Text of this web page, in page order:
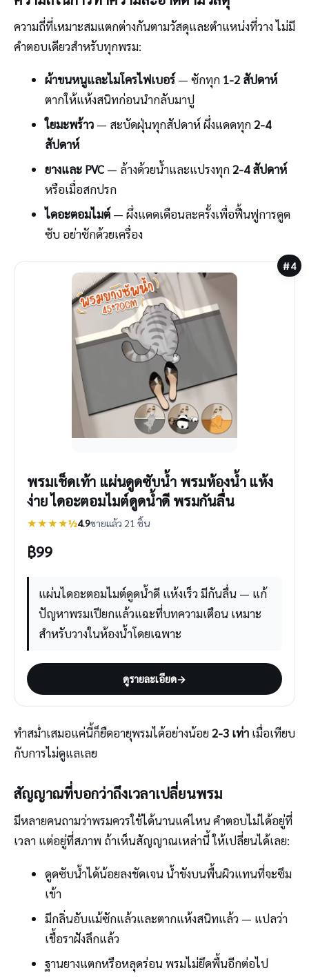
ความถี่ที่เหมาะสมแตกต่างกันตามวัสดุและตำแหน่งที่วาง ไม่มี
คำตอบเดียวสำหรับทุกพรม:
ผ้าขนหนูและไมโครไฟเบอร์— ซักทุก 1-2 สัปดาห์
ตากให้แห้งสนิทก่อนนำกลับมาปู
ใยมะพร้าว— สะบัดฝุ่นทุกสัปดาห์ ผึ่งแดดทุก2-4
สัปดาห์
ยางและ PVC— ล้างด้วยน้ำและแปรงทุก2-4 สัปดาห์
หรือเมื่อสกปรก
ไดอะตอมไมต์— ผึ่งแดดเดือนละครั้งเพื่อฟื้นฟูการดูด
ซับ อย่าซักด้วยเครื่อง
#4
พรมเช็ดเท้า แผ่นดูดซับน้ำ พรมห้องน้ำ แห้ง
ง่าย ไดอะตอมไมต์ดูดน้ำดี พรมกันลื่น
★★★★½4.9ขายแล้ว 21 ชิ้น
฿99
แผ่นไดอะตอมไมต์ดูดน้ำดี แห้งเร็ว มีกันลื่น — แก้
ปัญหาพรมเปียกแล้วแฉะที่บทความเตือน เหมาะ
สำหรับวางในห้องน้ำโดยเฉพาะ
ดูรายละเอียด→
ทำสม่ำเสมอแค่นี้ก็ยืดอายุพรมได้อย่างน้อย2-3 เท่า เมื่อเทียบ
กับการไม่ดูแลเลย
สัญญาณที่บอกว่าถึงเวลาเปลี่ยนพรม
มีหลายคนถามว่าพรมควรใช้ได้นานแค่ไหน คำตอบไม่ได้อยู่ที่
เวลา แต่อยู่ที่สภาพ ถ้าเห็นสัญญาณเหล่านี้ ให้เปลี่ยนได้เลย:
ดูดซับน้ำได้น้อยลงชัดเจน น้ำขังบนพื้นผิวแทนที่จะซึม
เข้า
มีกลิ่นอับแม้ซักแล้วและตากแห้งสนิทแล้ว — แปลว่า
เชื้อราฝังลึกแล้ว
ฐานยางแตกหรือหลุดร่อน พรมไม่ยึดพื้นอีกต่อไป